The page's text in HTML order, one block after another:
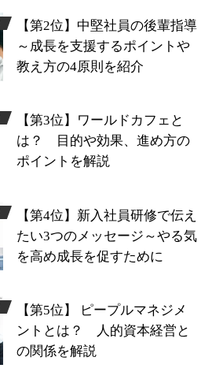
【第2位】中堅社員の後輩指導
～成長を支援するポイントや
教え方の4原則を紹介
【第3位】ワールドカフェと
は？ 目的や効果、進め方の
ポイントを解説
【第4位】新入社員研修で伝え
たい3つのメッセージ～やる気
を高め成長を促すために
【第5位】 ピープルマネジメ
ントとは？ 人的資本経営と
の関係を解説